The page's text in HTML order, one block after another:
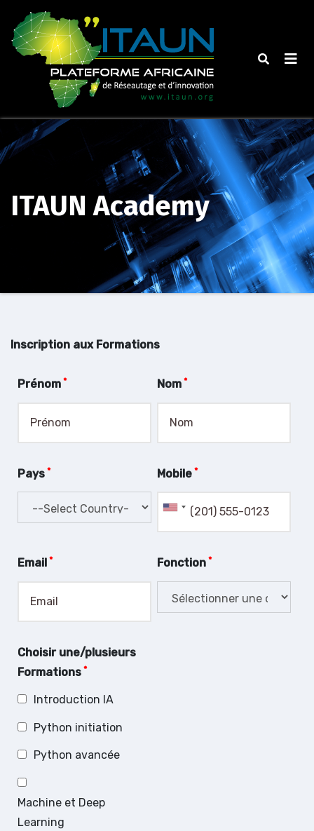
content
ITAUN Academy
Inscription aux Formations
Prénom * Nom*
Pays * Mobile*
Email * Fonction*
Choisir une/plusieurs
Formations *
Introduction IA
Python initiation
Python avancée
Machine et Deep
Learning